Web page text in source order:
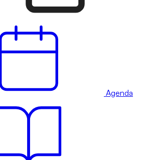
Agenda